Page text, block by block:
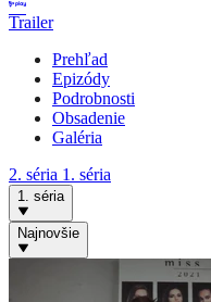
Trailer
Prehľad
Epizódy
Podrobnosti
Obsadenie
Galéria
2. séria 1. séria
1. séria
Najnovšie